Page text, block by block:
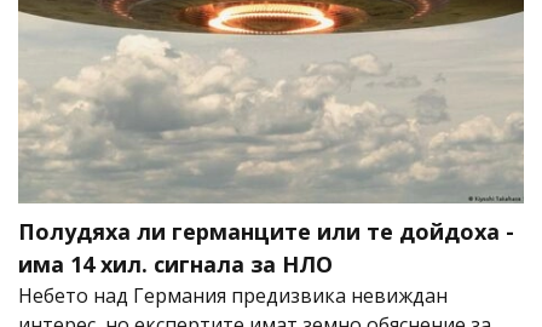
Полудяха ли германците или те дойдоха -
има 14 хил. сигнала за НЛО
Небето над Германия предизвика невиждан